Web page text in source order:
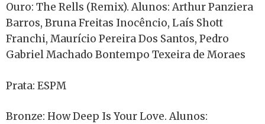
Ouro: The Rells (Remix). Alunos: Arthur Panziera
Barros, Bruna Freitas Inocêncio, Laís Shott
Franchi, Maurício Pereira Dos Santos, Pedro
Gabriel Machado Bontempo Texeira de Moraes
Prata: ESPM
Bronze: How Deep Is Your Love. Alunos: